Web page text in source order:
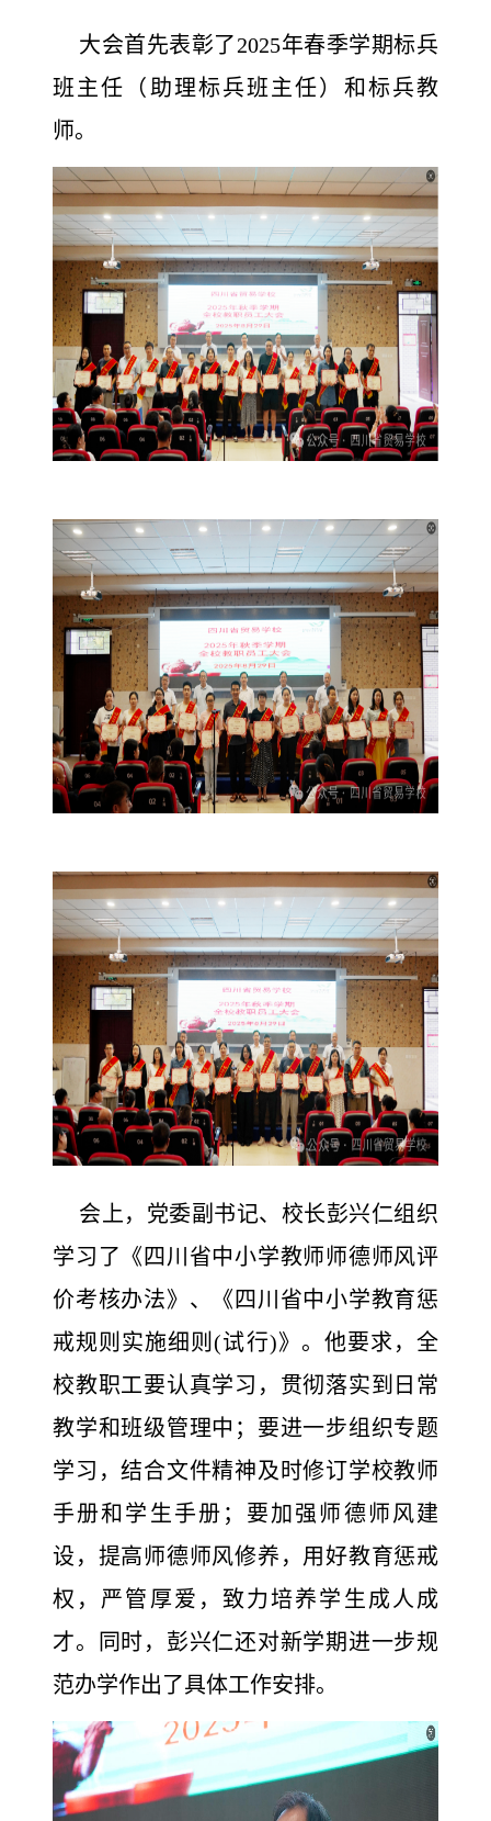
大会首先表彰了2025年春季学期标兵
班主任（助理标兵班主任）和标兵教
师。
会上，党委副书记、校长彭兴仁组织
学习了《四川省中小学教师师德师风评
价考核办法》、《四川省中小学教育惩
戒规则实施细则(试行)》。他要求，全
校教职工要认真学习，贯彻落实到日常
教学和班级管理中；要进一步组织专题
学习，结合文件精神及时修订学校教师
手册和学生手册；要加强师德师风建
设，提高师德师风修养，用好教育惩戒
权，严管厚爱，致力培养学生成人成
才。同时，彭兴仁还对新学期进一步规
范办学作出了具体工作安排。